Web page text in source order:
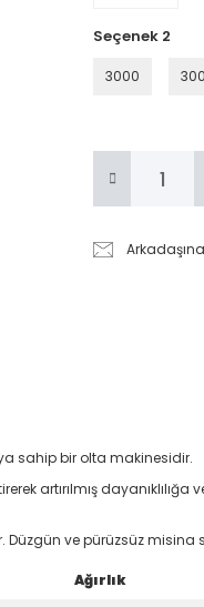
Seçenek 2
3000
sahip bir olta makinesidir.
artırılmış
Düzgün ve pürüzsüz misina
Ağırlık